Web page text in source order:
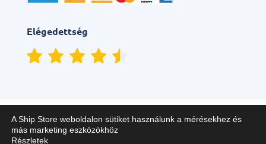
Elégedettség
A Ship Store weboldalon sütiket használunk a mérésekhez és
más marketing eszközökhöz
Részletek